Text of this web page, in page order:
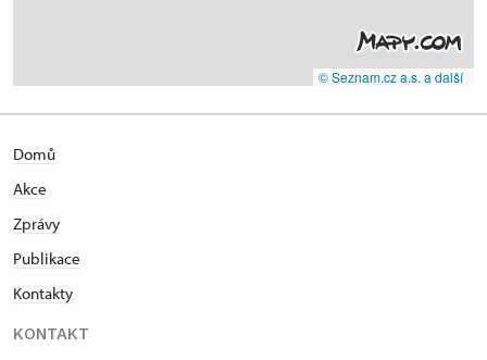
© Seznam.cz a.s. a další
Domů
Akce
Zprávy
Publikace
Kontakty
KONTAKT